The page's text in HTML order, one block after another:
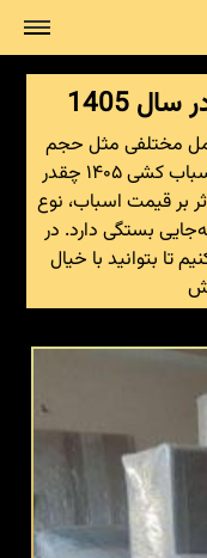
1405
در سال ۱۴۰۵ به عوامل مختلفی مثل حجم
وسایل، تعداد طبقات، مسافت"هزینه اسباب کشی ۱۴۰۵ چقدر
بر قیمت اسباب‌، نوع
بستگی دارد. در
تا بتوانید با خیال